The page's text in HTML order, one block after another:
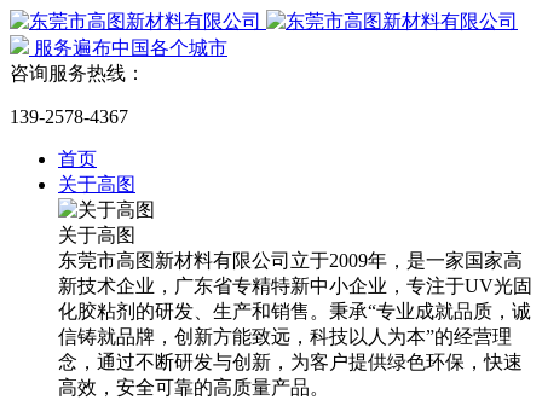
服务遍布中国各个城市
咨询服务热线：
139-2578-4367
首页
关于高图
关于高图
东莞市高图新材料有限公司立于2009年，是一家国家高
新技术企业，广东省专精特新中小企业，专注于UV光固
化胶粘剂的研发、生产和销售。秉承“专业成就品质，诚
信铸就品牌，创新方能致远，科技以人为本”的经营理
念，通过不断研发与创新，为客户提供绿色环保，快速
高效，安全可靠的高质量产品。